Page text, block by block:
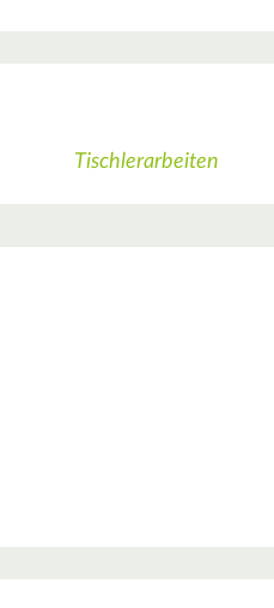
Tischlerarbeiten